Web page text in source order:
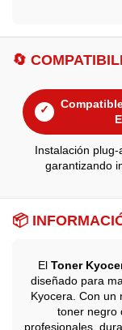
🔄
✓
Instalación
garantizando
📦
El Toner
diseñado para
Kyocera. Con un
toner negro
profesionales,